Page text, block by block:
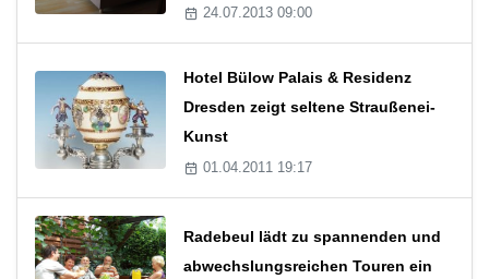
24.07.2013 09:00
Hotel Bülow Palais & Residenz
Dresden zeigt seltene Straußenei-
Kunst
01.04.2011 19:17
Radebeul lädt zu spannenden und
abwechslungsreichen Touren ein